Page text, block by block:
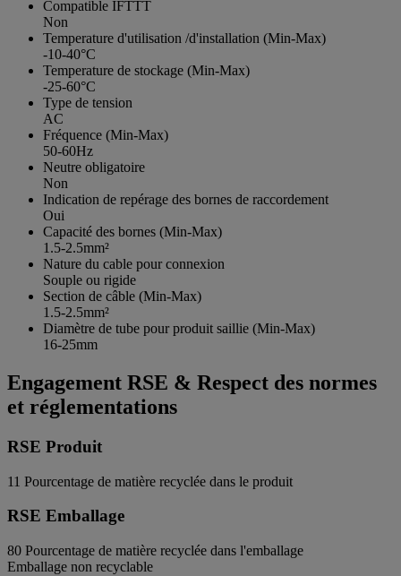
Compatible IFTTT
Non
Temperature d'utilisation /d'installation (Min-Max)
-10-40°C
Temperature de stockage (Min-Max)
-25-60°C
Type de tension
AC
Fréquence (Min-Max)
50-60Hz
Neutre obligatoire
Non
Indication de repérage des bornes de raccordement
Oui
Capacité des bornes (Min-Max)
1.5-2.5mm²
Nature du cable pour connexion
Souple ou rigide
Section de câble (Min-Max)
1.5-2.5mm²
Diamètre de tube pour produit saillie (Min-Max)
16-25mm
Engagement RSE & Respect des normes
et réglementations
RSE Produit
11 Pourcentage de matière recyclée dans le produit
RSE Emballage
80 Pourcentage de matière recyclée dans l'emballage
Emballage non recyclable